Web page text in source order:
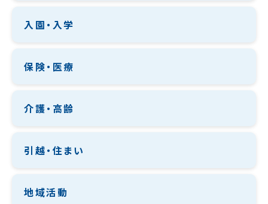
入園・入学
保険・医療
介護・高齢
引越・住まい
地域活動